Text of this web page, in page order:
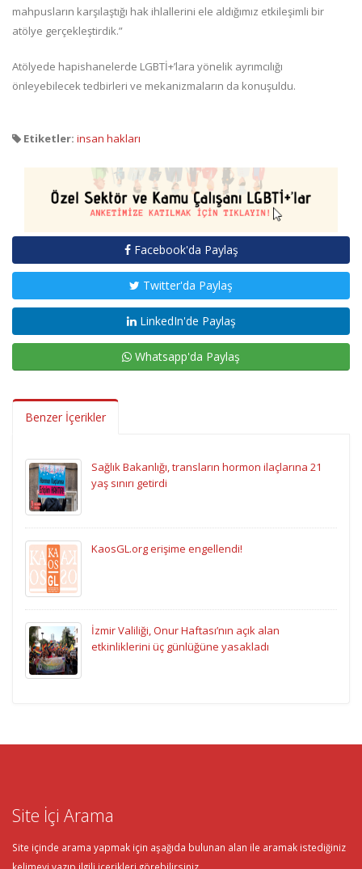
mahpusların karşılaştığı hak ihlallerini ele aldığımız etkileşimli bir
atölye gerçekleştirdik.”
Atölyede hapishanelerde LGBTİ+’lara yönelik ayrımcılığı
önleyebilecek tedbirleri ve mekanizmaların da konuşuldu.
Etiketler: insan hakları
Facebook'da Paylaş
Twitter'da Paylaş
LinkedIn'de Paylaş
Whatsapp'da Paylaş
Benzer İçerikler
Sağlık Bakanlığı, transların hormon ilaçlarına 21
yaş sınırı getirdi
KaosGL.org erişime engellendi!
İzmir Valiliği, Onur Haftası’nın açık alan
etkinliklerini üç günlüğüne yasakladı
Site İçi Arama
Site içinde arama yapmak için aşağıda bulunan alan ile aramak istediğiniz